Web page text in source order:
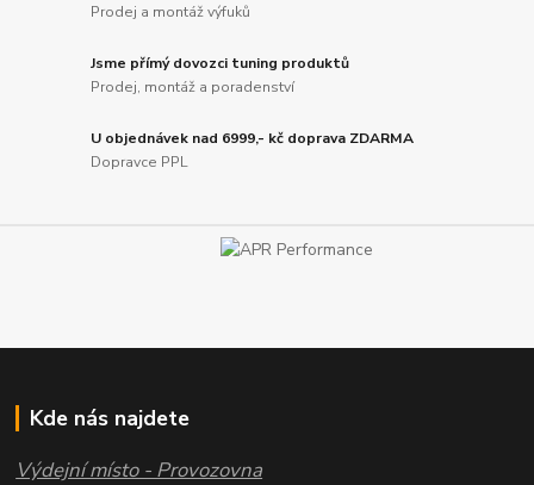
Prodej a montáž výfuků
Jsme přímý dovozci tuning produktů
Prodej, montáž a poradenství
U objednávek nad 6999,- kč doprava ZDARMA
Dopravce PPL
Kde nás najdete
Výdejní místo - Provozovna